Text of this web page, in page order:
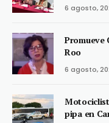
6 agosto,
Promueve
Roo
6 agosto,
pipa en